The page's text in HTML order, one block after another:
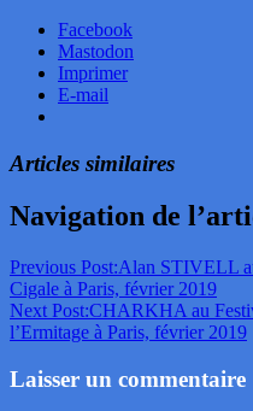
Facebook
Mastodon
Imprimer
E-mail
Articles similaires
Navigation de
Previous Post:Alan STIVELL
Cigale à Paris, février 2019
Next Post:CHARKHA au
l’Ermitage à Paris, février 2019
Laisser un commentaire